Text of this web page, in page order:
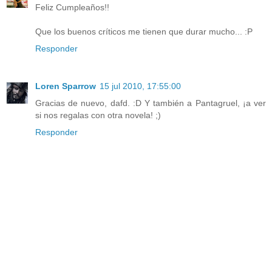
Feliz Cumpleaños!!
Que los buenos críticos me tienen que durar mucho... :P
Responder
Loren Sparrow 15 jul 2010, 17:55:00
Gracias de nuevo, dafd. :D Y también a Pantagruel, ¡a ver
si nos regalas con otra novela! ;)
Responder